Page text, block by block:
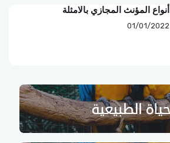
أنواع المؤنث المجازي بالامثلة
01/01/2022